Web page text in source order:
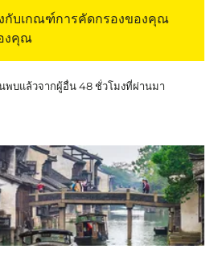
กับเกณฑ์การคัดกรองของคุณ
งคุณ
พบแล้วจากผู้อื่น 48 ชั่วโมงที่ผ่านมา